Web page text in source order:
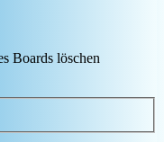
Boards löschen